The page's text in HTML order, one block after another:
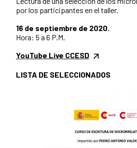
por los participantes en el taller.
16 de septiembre de 2020.
Hora: 5 a 6 P.M.
YouTube Live CCESD
LISTA DE SELECCIONADOS